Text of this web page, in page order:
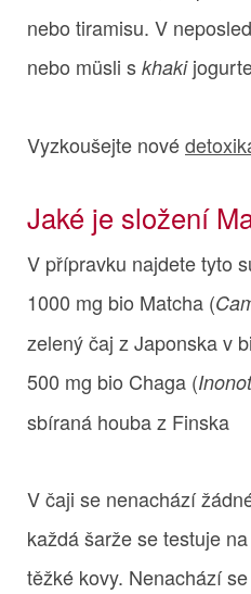
nebo tiramisu. V
nebo müsli s khaki
Vyzkoušejte nové
Jaké je složení
V přípravku najdete tyto
1000 mg bio Matcha (
zelený čaj z Japonska v
500 mg bio Chaga (
sbíraná houba z Finska
V čaji se nenachází
každá šarže se testuje
těžké kovy. Nenachází